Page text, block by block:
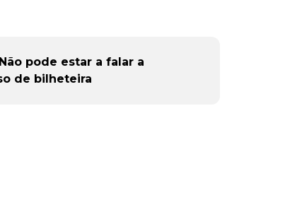
pode estar a falar a
de bilheteira